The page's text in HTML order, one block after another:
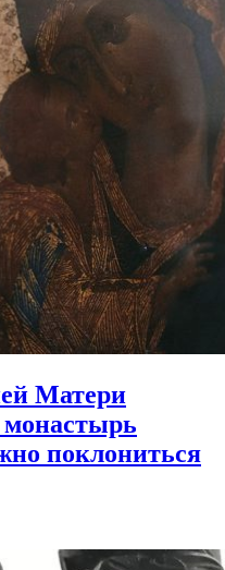
Матери
монастырь
поклониться